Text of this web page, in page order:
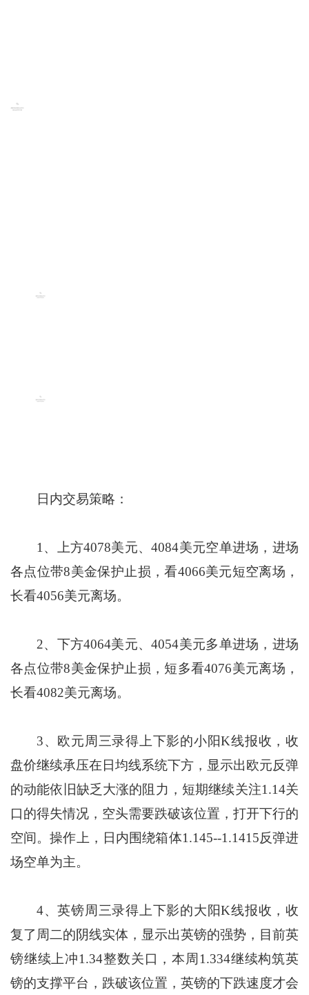
日内交易策略：
1、上方4078美元、4084美元空单进场，进场
各点位带8美金保护止损，看4066美元短空离场，
长看4056美元离场。
2、下方4064美元、4054美元多单进场，进场
各点位带8美金保护止损，短多看4076美元离场，
长看4082美元离场。
3、欧元周三录得上下影的小阳K线报收，收
盘价继续承压在日均线系统下方，显示出欧元反弹
的动能依旧缺乏大涨的阻力，短期继续关注1.14关
口的得失情况，空头需要跌破该位置，打开下行的
空间。操作上，日内围绕箱体1.145--1.1415反弹进
场空单为主。
4、英镑周三录得上下影的大阳K线报收，收
复了周二的阴线实体，显示出英镑的强势，目前英
镑继续上冲1.34整数关口，本周1.334继续构筑英
镑的支撑平台，跌破该位置，英镑的下跌速度才会